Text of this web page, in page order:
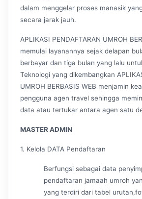
dalam menggelar proses manasik
secara jarak jauh.
APLIKASI PENDAFTARAN UMROH
memulai layanannya sejak delapan
berbayar dan tiga bulan yang lalu
Teknologi yang dikembangkan
UMROH BERBASIS WEB menjamin
pengguna agen travel sehingga
data atau tertukar antara agen satu
MASTER ADMIN
1. Kelola DATA Pendaftaran
Berfungsi sebagai data
pendaftaran jamaah umroh
yang terdiri dari tabel